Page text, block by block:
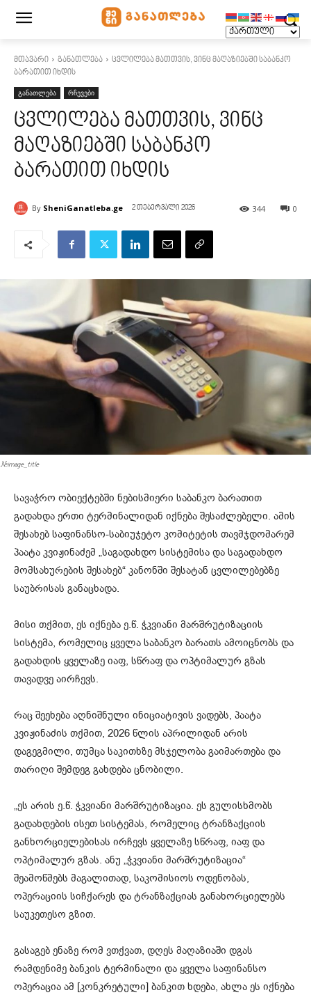
მთავარი განათლება
ცვლილება მათთვის, ვინც მაღაზიებში საბანკო
ბარათით იხდის
განათლება რჩევები
ცვლილება მათთვის, ვინც
მაღაზიებში საბანკო
ბარათით იხდის
By SheniGanatleba.ge 2 თებერვალი 2026 0
344
#image_title
სავაჭრო ობიექტებში ნებისმიერი საბანკო ბარათით
გადახდა ერთი ტერმინალიდან იქნება შესაძლებელი. ამის
შესახებ საფინანსო-საბიუჯეტო კომიტეტის თავმჯდომარემ
პაატა კვიჟინაძემ „საგადახდო სისტემისა და საგადახდო
მომსახურების შესახებ“ კანონში შესატან ცვლილებებზე
საუბრისას განაცხადა.
მისი თქმით, ეს იქნება ე.წ. ჭკვიანი მარშრუტიზაციის
სისტემა, რომელიც ყველა საბანკო ბარათს ამოიცნობს და
გადახდის ყველაზე იაფ, სწრაფ და ოპტიმალურ გზას
თავადვე აირჩევს.
რაც შეეხება აღნიშნული ინიციატივის ვადებს, პაატა
კვიჟინაძის თქმით, 2026 წლის აპრილიდან არის
დაგეგმილი, თუმცა საკითხზე მსჯელობა გაიმართება და
თარიღი შემდეგ გახდება ცნობილი.
„ეს არის ე.წ. ჭკვიანი მარშრუტიზაცია. ეს გულისხმობს
გადახდების ისეთ სისტემას, რომელიც ტრანზაქციის
განხორციელებისას ირჩევს ყველაზე სწრაფ, იაფ და
ოპტიმალურ გზას. ანუ „ჭკვიანი მარშრუტიზაცია“
შეამოწმებს მაგალითად, საკომისიოს ოდენობას,
ოპერაციის სიჩქარეს და ტრანზაქციას განახორციელებს
საუკეთესო გზით.
გასაგებ ენაზე რომ ვთქვათ, დღეს მაღაზიაში დგას
რამდენიმე ბანკის ტერმინალი და ყველა საფინანსო
ოპერაცია ამ [კონკრეტული] ბანკით ხდება, ახლა ეს იქნება